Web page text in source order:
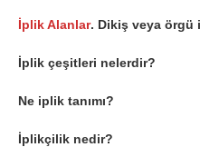
İplik Alanlar. Dikiş veya örgü
İplik çeşitleri nelerdir?
Ne iplik tanımı?
İplikçilik nedir?